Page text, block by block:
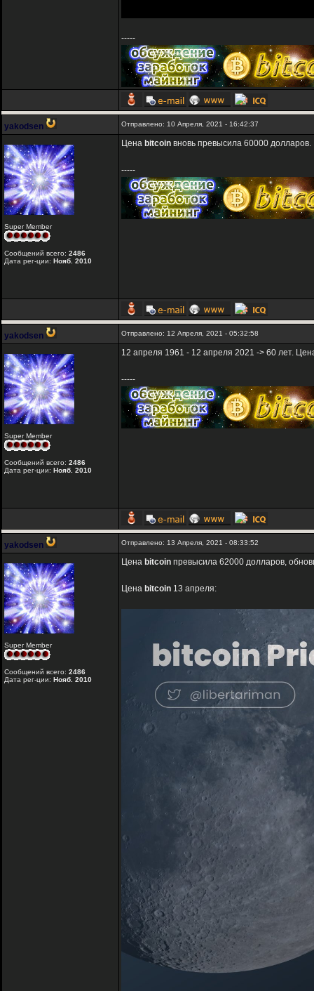
-----
yakodsen Отправлено: 10 Апреля, 2021 - 16:42:37
Super Member
Сообщений всего: 2486
Дата рег-ции: Нояб. 2010
Цена bitcoin вновь превысила 60000 долларов.
-----
yakodsen Отправлено: 12 Апреля, 2021 - 05:32:58
Super Member
Сообщений всего: 2486
Дата рег-ции: Нояб. 2010
12 апреля 1961 - 12 апреля 2021 -> 60 лет.
-----
yakodsen Отправлено: 13 Апреля, 2021 - 08:33:52
Super Member
Сообщений всего: 2486
Дата рег-ции: Нояб. 2010
Цена bitcoin превысила 62000 долларов,
Цена bitcoin 13 апреля: